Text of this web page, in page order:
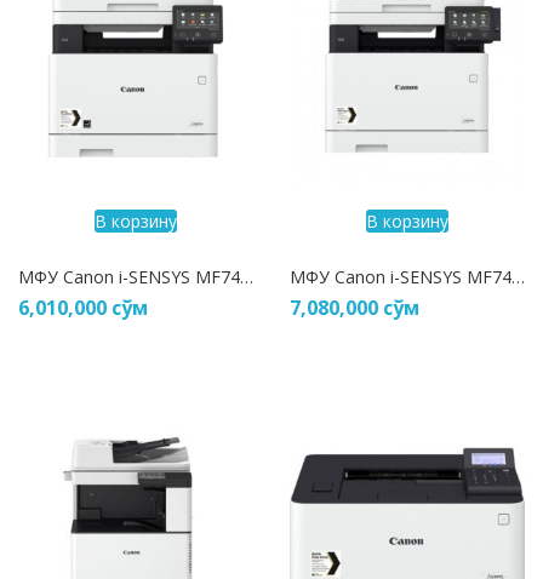
В корзину
МФУ Canon i-SENSYS MF742Cdw
6,010,000 сўм
В корзину
МФУ Canon i-SENSYS MF744Cdw
7,080,000 сўм